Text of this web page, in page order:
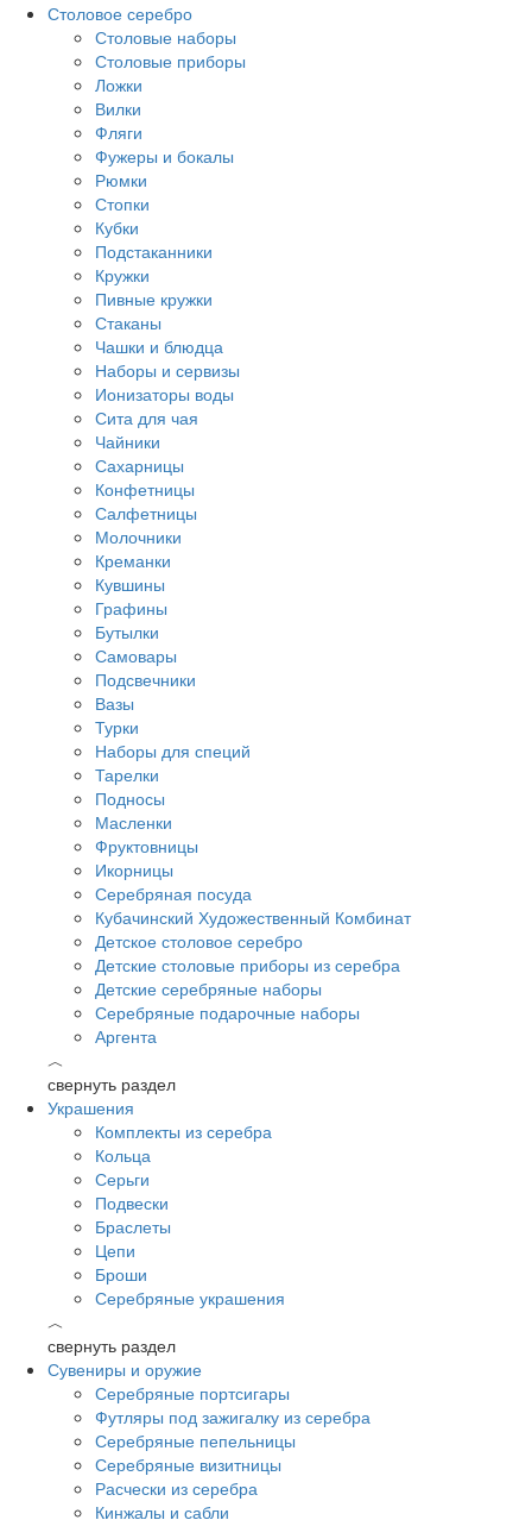
Столовое серебро
Столовые наборы
Столовые приборы
Ложки
Вилки
Фляги
Фужеры и бокалы
Рюмки
Стопки
Кубки
Подстаканники
Кружки
Пивные кружки
Стаканы
Чашки и блюдца
Наборы и сервизы
Ионизаторы воды
Сита для чая
Чайники
Сахарницы
Конфетницы
Салфетницы
Молочники
Креманки
Кувшины
Графины
Бутылки
Самовары
Подсвечники
Вазы
Турки
Наборы для специй
Тарелки
Подносы
Масленки
Фруктовницы
Икорницы
Серебряная посуда
Кубачинский Художественный Комбинат
Детское столовое серебро
Детские столовые приборы из серебра
Детские серебряные наборы
Серебряные подарочные наборы
Аргента
︿
свернуть раздел
Украшения
Комплекты из серебра
Кольца
Серьги
Подвески
Браслеты
Цепи
Броши
Серебряные украшения
︿
свернуть раздел
Сувениры и оружие
Серебряные портсигары
Футляры под зажигалку из серебра
Серебряные пепельницы
Серебряные визитницы
Расчески из серебра
Кинжалы и сабли